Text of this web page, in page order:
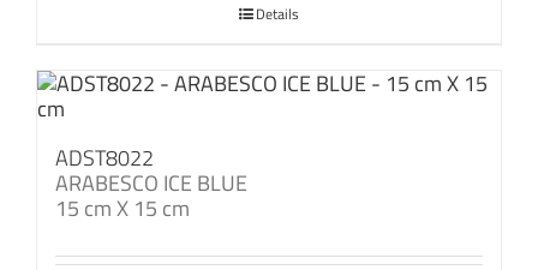
Details
ADST8022
ARABESCO ICE BLUE
15 cm X 15 cm